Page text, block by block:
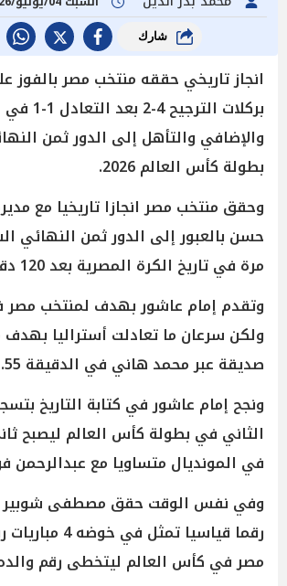
شارك
انجاز تاريخي حققه منتخب مصر بالفوز
بركلات
والإضافي والتأهل إلى الدور ثمن
بطولة كأس العالم 2026.
وحقق منتخب مصر انجازا تاريخيا مع
حسن بالعبور إلى الدور ثمن النهائي
مرة في تاريخ الكرة المصرية بعد 120 دقيقة مثيرة.
ولكن سرعان ما تعادلت أستراليا بهدف
صديقة عبر محمد هاني في الدقيقة 55.
ونجح إمام عاشور في كتابة التاريخ
الثاني في بطولة كأس العالم ليصبح
في المونديال متساويا مع عبدالرحمن
وفي نفس الوقت حقق مصطفى شوبير
رقما قياسيا تمثل
مصر في كأس العالم ليتخطى رقم